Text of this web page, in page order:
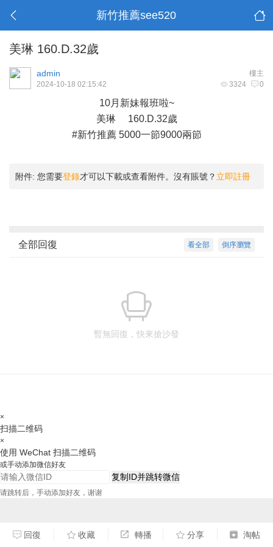
新竹推薦see520
美琳 160.D.32歲
樓主
admin
3324 0
2024-10-18 02:15:42
10月新妹報班啦~
美琳 160.D.32歲
#新竹推薦 5000一節9000兩節
附件: 您需要登錄才可以下載或查看附件。沒有賬號？ 立即註冊
倒序瀏覽
看全部
全部回復
暫無回復，快來搶沙發
回復 收藏 轉播 分享 淘帖
×
扫描二维码
×
使用 WeChat 扫描二维码
或手动添加微信好友
复制ID并跳转微信
请跳转后，手动添加好友，谢谢